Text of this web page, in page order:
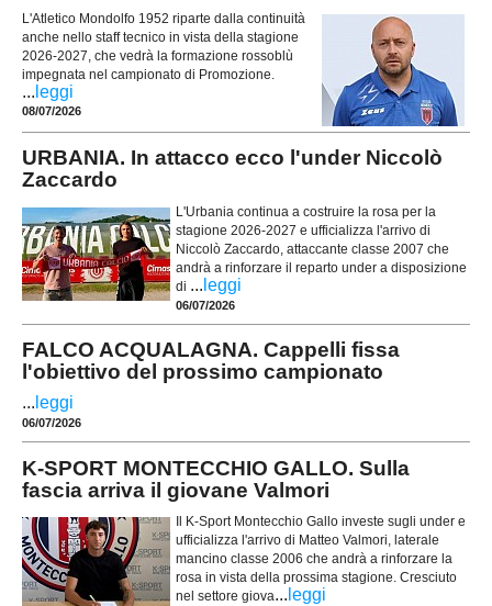
L'Atletico Mondolfo 1952 riparte dalla continuità
anche nello staff tecnico in vista della stagione
2026-2027, che vedrà la formazione rossoblù
impegnata nel campionato di Promozione.
... leggi
08/07/2026
URBANIA. In attacco ecco l'under Niccolò
Zaccardo
L'Urbania continua a costruire la rosa per la
stagione 2026-2027 e ufficializza l'arrivo di
Niccolò Zaccardo, attaccante classe 2007 che
andrà a rinforzare il reparto under a disposizione
di ... leggi
06/07/2026
FALCO ACQUALAGNA. Cappelli fissa
l'obiettivo del prossimo campionato
... leggi
06/07/2026
K-SPORT MONTECCHIO GALLO. Sulla
fascia arriva il giovane Valmori
Il K-Sport Montecchio Gallo investe sugli under e
ufficializza l'arrivo di Matteo Valmori, laterale
mancino classe 2006 che andrà a rinforzare la
rosa in vista della prossima stagione. Cresciuto
nel settore giova... leggi